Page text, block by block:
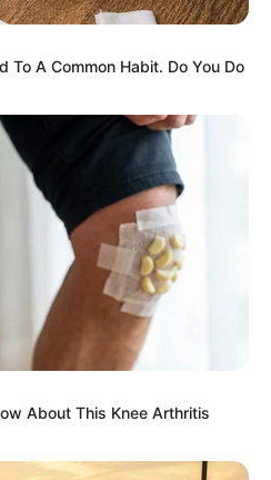
อนธันวาคม 2562 โดย อ.คฑา ชิน
To A Common Habit. Do You Do
About This Knee Arthritis